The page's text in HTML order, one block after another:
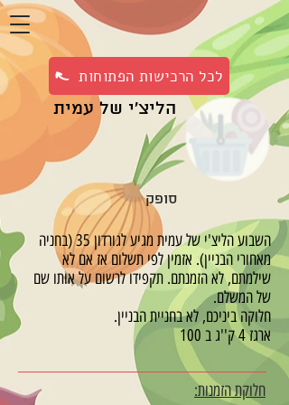
לכל הרכישות הפתוחות
הליצ'י של עמית
סופק
השבוע הליצ'י של עמית מגיע לגורדון 35 (בחניה
מאחורי הבניין). אזמין לפי תשלום אז אם לא
שילמתם, לא הזמנתם. תקפידו לרשום על אותו שם
של המשלם.
חלוקה ביניכם, לא בחניית הבניין.
ארגז 4 ק''ג ב 100
חלוקת הזמנות: